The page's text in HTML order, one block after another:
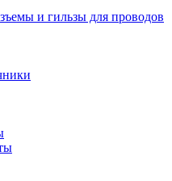
и гильзы для проводов